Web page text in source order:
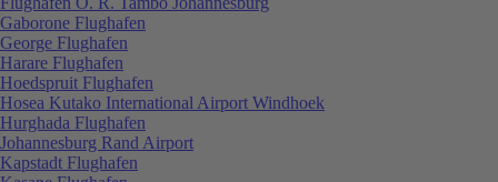
Gaborone Flughafen
George Flughafen
Harare Flughafen
Hoedspruit Flughafen
Hosea Kutako International Airport Windhoek
Hurghada Flughafen
Johannesburg Rand Airport
Kapstadt Flughafen